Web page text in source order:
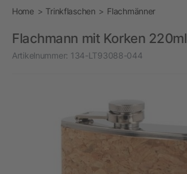
Home Trinkflaschen Flachmänner
Flachmann mit Korken 220ml
Artikelnummer: 134-LT93088-044